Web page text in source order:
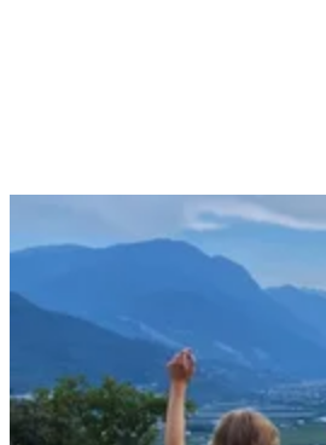
Was ist euch besonders wichtig?